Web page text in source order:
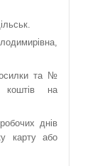
та №
коштів на
днів
карту або